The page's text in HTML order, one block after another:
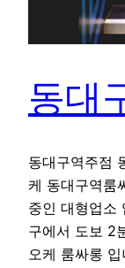
동대
동대구역주점
케 동대구역룸
중인 대형업소
구에서 도보 2
오케 룸싸롱